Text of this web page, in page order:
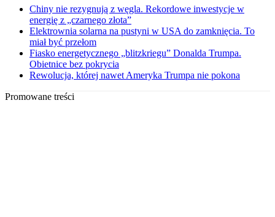
Chiny nie rezygnują z węgla. Rekordowe inwestycje w
energię z „czarnego złota”
Elektrownia solarna na pustyni w USA do zamknięcia. To
miał być przełom
Fiasko energetycznego „blitzkriegu” Donalda Trumpa.
Obietnice bez pokrycia
Rewolucja, której nawet Ameryka Trumpa nie pokona
Promowane treści